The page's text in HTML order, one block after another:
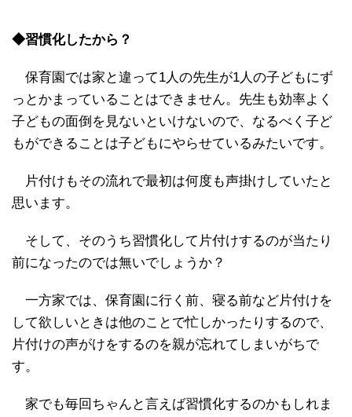
◆習慣化したから？
保育園では家と違って1人の先生が1人の子どもにず
っとかまっていることはできません。先生も効率よく
子どもの面倒を見ないといけないので、なるべく子ど
もができることは子どもにやらせているみたいです。
片付けもその流れで最初は何度も声掛けしていたと
思います。
そして、そのうち習慣化して片付けするのが当たり
前になったのでは無いでしょうか？
一方家では、保育園に行く前、寝る前など片付けを
して欲しいときは他のことで忙しかったりするので、
片付けの声がけをするのを親が忘れてしまいがちで
す。
家でも毎回ちゃんと言えば習慣化するのかもしれま